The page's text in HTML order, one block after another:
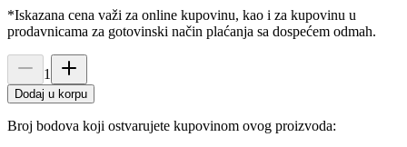
*Iskazana cena važi za online kupovinu, kao i za kupovinu u
prodavnicama za gotovinski način plaćanja sa dospećem odmah.
1
Dodaj u korpu
Broj bodova koji ostvarujete kupovinom ovog proizvoda: